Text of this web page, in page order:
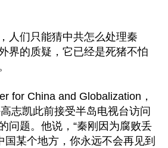
人们只能猜中共怎么处理秦
界的质疑，它已经是死猪不怕
for China and Globalization，
志凯此前接受半岛电视台访问
问题。他说，“秦刚因为腐败丢
国某个地方，你永远不会再见到